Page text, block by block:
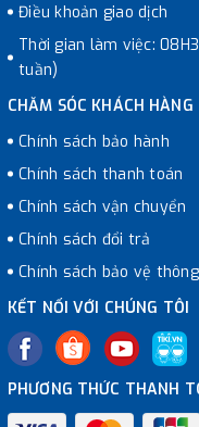
Điều khoản giao dịch
Thời gian làm việc:
tuần)
CHĂM SÓC KHÁCH HÀNG
Chính sách bảo hành
Chính sách thanh toán
Chính sách vận chuyển
Chính sách đổi trả
Chính sách bảo vệ
KẾT NỐI VỚI CHÚNG TÔI
PHƯƠNG THỨC THANH